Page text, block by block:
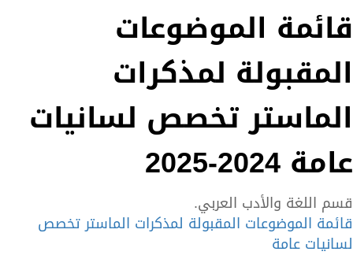
قائمة الموضوعات
المقبولة لمذكرات
الماستر تخصص لسانيات
عامة 2024-2025
قسم اللغة والأدب العربي.
قائمة الموضوعات المقبولة لمذكرات الماستر تخصص
لسانيات عامة